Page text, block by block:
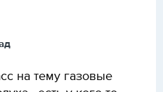
на тему газовые